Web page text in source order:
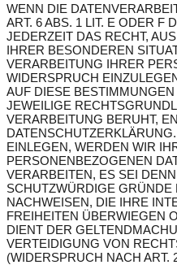
WENN DIE
ART. 6 ABS. 1 LIT. E ODER F
JEDERZEIT DAS RECHT,
IHRER BESONDEREN
VERARBEITUNG IHRER
WIDERSPRUCH
AUF DIESE
JEWEILIGE
VERARBEITUNG BERUHT,
EINLEGEN, WERDEN WIR
PERSONENBEZOGENEN
VERARBEITEN, ES SEI
SCHUTZWÜRDIGE
NACHWEISEN, DIE IHRE
FREIHEITEN ÜBERWIEGEN
DIENT DER
VERTEIDIGUNG VON
(WIDERSPRUCH NACH ART.